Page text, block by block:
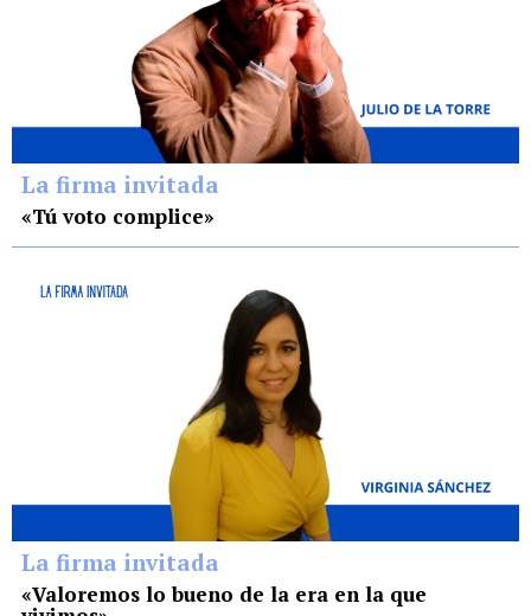
La firma invitada
«Tú voto complice»
La firma invitada
«Valoremos lo bueno de la era en la que